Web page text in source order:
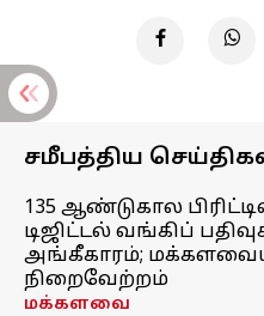
சமீபத்திய
135 ஆண்டுகால
டிஜிட்டல் வங்கிப்
அங்கீகாரம்;
நிறைவேற்றம்
மக்களவை